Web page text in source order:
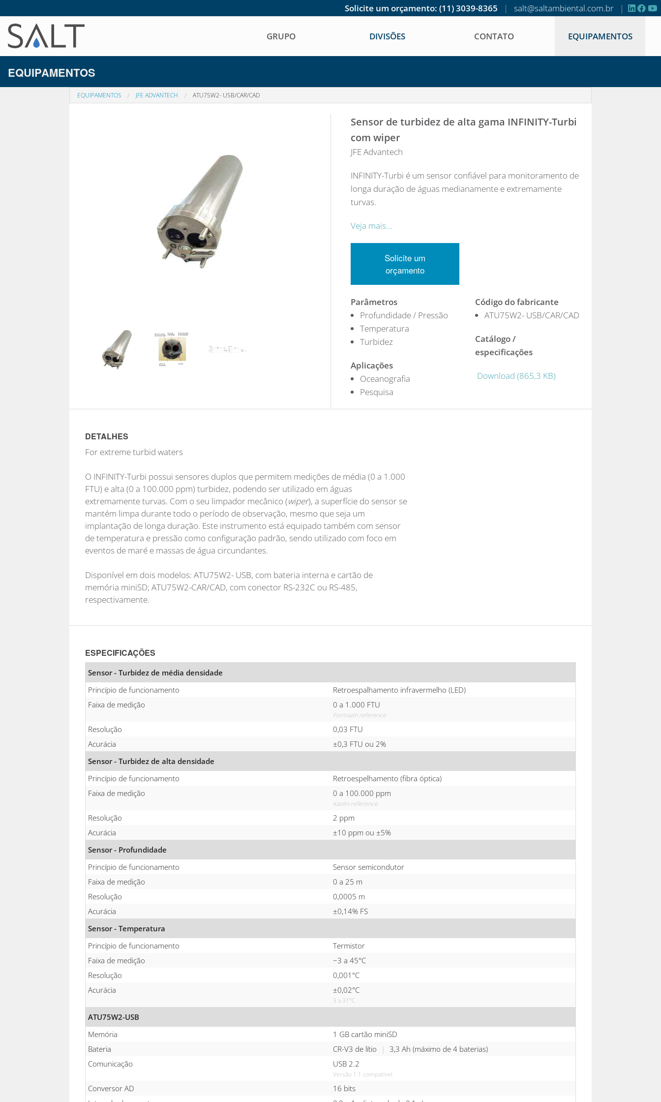
Solicite um orçamento: (11) 3039-8365 | salt@saltambiental.com.br |
GRUPO DIVISÕES CONTATO EQUIPAMENTOS
EQUIPAMENTOS
EQUIPAMENTOS JFE ADVANTECH ATU75W2- USB/CAR/CAD
Sensor de turbidez de alta gama INFINITY-Turbi
com wiper
JFE Advantech
INFINITY-Turbi é um sensor confiável para monitoramento de
longa duração de águas medianamente e extremamente
turvas.
Veja mais…
Solicite um
orçamento
Parâmetros
Profundidade / Pressão
Temperatura
Turbidez
Aplicações
Oceanografia
Pesquisa
Código do fabricante
ATU75W2- USB/CAR/CAD
Catálogo /
especificações
Download (865,3 KB)
DETALHES
For extreme turbid waters
O INFINITY-Turbi possui sensores duplos que permitem medições de média (0 a 1.000
FTU) e alta (0 a 100.000 ppm) turbidez, podendo ser utilizado em águas
extremamente turvas. Com o seu limpador mecânico (wiper), a superfície do sensor se
mantém limpa durante todo o período de observação, mesmo que seja um
implantação de longa duração. Este instrumento está equipado também com sensor
de temperatura e pressão como configuração padrão, sendo utilizado com foco em
eventos de maré e massas de água circundantes.
Disponível em dois modelos: ATU75W2- USB, com bateria interna e cartão de
memória miniSD; ATU75W2-CAR/CAD, com conector RS-232C ou RS-485,
respectivamente.
ESPECIFICAÇÕES
Sensor - Turbidez de média densidade
Princípio de funcionamento
Retroespalhamento infravermelho (LED)
Faixa de medição
0 a 1.000 FTU
Formazin reference
Resolução
0,03 FTU
Acurácia
±0,3 FTU ou 2%
Sensor - Turbidez de alta densidade
Princípio de funcionamento
Retroespelhamento (fibra óptica)
Faixa de medição
0 a 100.000 ppm
Kaolin reference
Resolução
2 ppm
Acurácia
±10 ppm ou ±5%
Sensor - Profundidade
Princípio de funcionamento
Sensor semicondutor
Faixa de medição
0 a 25 m
Resolução
0,0005 m
Acurácia
±0,14% FS
Sensor - Temperatura
Princípio de funcionamento
Termistor
Faixa de medição
−3 a 45°C
Resolução
0,001°C
Acurácia
±0,02°C
3 a 31°C
ATU75W2-USB
Memória
1 GB cartão miniSD
Bateria
CR-V3 de lítio
3,3 Ah (máximo de 4 baterias)
Comunicação
USB 2.2
Versão 1.1 compatível
Conversor AD
16 bits